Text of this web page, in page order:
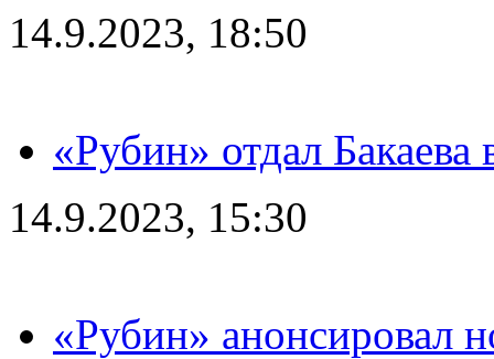
14.9.2023, 18:50
«Рубин» отдал
14.9.2023, 15:30
«Рубин» анонсировал